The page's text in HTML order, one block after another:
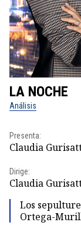
LA NOCHE
Análisis
Presenta:
Claudia
Dirige:
Claudia
Los
Ortega-